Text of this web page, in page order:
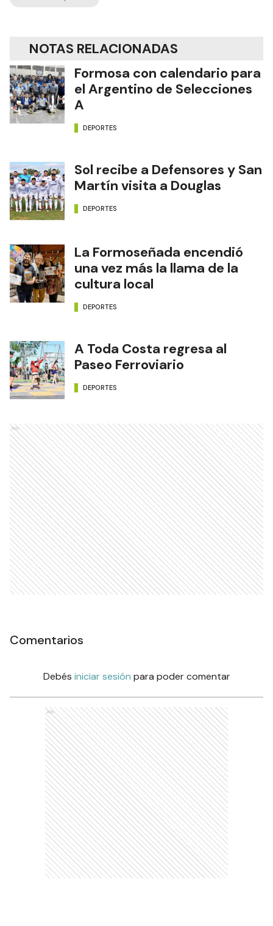
NOTAS RELACIONADAS
Formosa con calendario para
el Argentino de Selecciones
A
DEPORTES
Sol recibe a Defensores y San
Martín visita a Douglas
DEPORTES
La Formoseñada encendió
una vez más la llama de la
cultura local
DEPORTES
A Toda Costa regresa al
Paseo Ferroviario
DEPORTES
Ads
Comentarios
Debés iniciar sesión para poder comentar
Ads